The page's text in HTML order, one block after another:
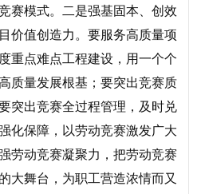
赛模式。二是强基固本、创效
价值创造力。要服务高质量项
重点难点工程建设，用一个个
质量发展根基；要突出竞赛质
突出竞赛全过程管理，及时兑
化保障，以劳动竞赛激发广大
劳动竞赛凝聚力，把劳动竞赛
大舞台，为职工营造浓情而又